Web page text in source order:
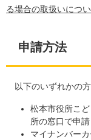
る場合の取扱いについ
申請方法
以下のいずれかの方
松本市役所こ
所の窓口で申請
マイナンバー